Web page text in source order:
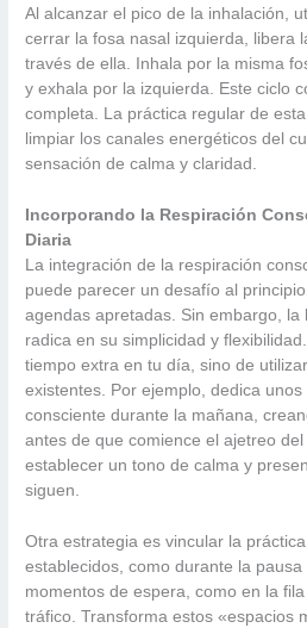
Al alcanzar el pico de la inhalación,
cerrar la fosa nasal izquierda, libera
través de ella. Inhala por la misma
y exhala por la izquierda. Este ciclo
completa. La práctica regular de
limpiar los canales energéticos del
sensación de calma y claridad.
Incorporando la Respiración
Diaria
La integración de la respiración
puede parecer un desafío al
agendas apretadas. Sin embargo, la
radica en su simplicidad y
tiempo extra en tu día, sino de
existentes. Por ejemplo, dedica
consciente durante la mañana,
antes de que comience el ajetreo
establecer un tono de calma y
siguen.
Otra estrategia es vincular la
establecidos, como durante la
momentos de espera, como en la
tráfico. Transforma estos «espacios